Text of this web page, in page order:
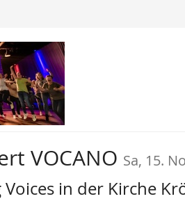
VOCANO Sa, 15.
Voices in der Kirche